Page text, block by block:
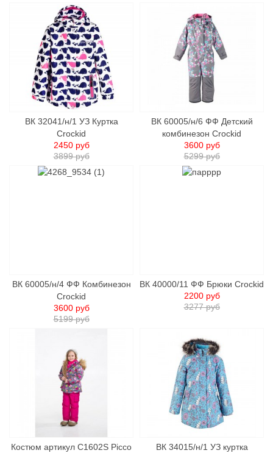
ВК 32041/н/1 УЗ Куртка
Crockid
3899 руб
2450 руб
ВК 60005/н/6 ФФ Детский
комбинезон Crockid
5299 руб
3600 руб
ВК 60005/н/4 ФФ Комбинезон
Crockid
5199 руб
3600 руб
ВК 40000/11 ФФ Брюки Crockid
3277 руб
2200 руб
Костюм артикул C1602S Picco
ВК 34015/н/1 УЗ куртка